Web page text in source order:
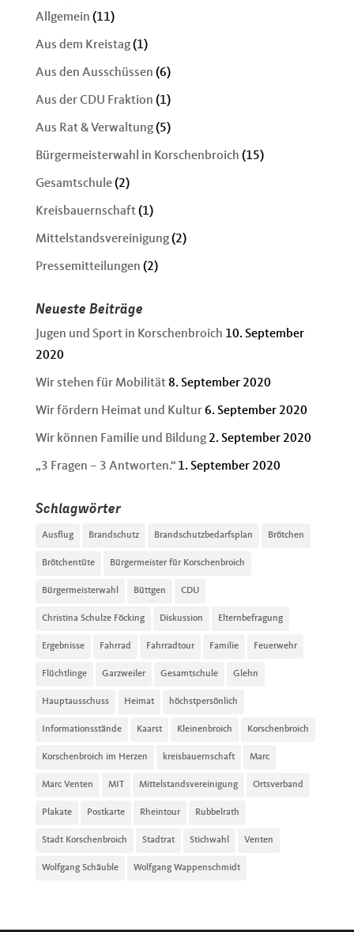
Allgemein (11)
Aus dem Kreistag(1)
Aus den Ausschüssen (6)
Aus der CDU Fraktion (1)
Aus Rat & Verwaltung(5)
Bürgermeisterwahl in Korschenbroich (15)
Gesamtschule(2)
Kreisbauernschaft(1)
Mittelstandsvereinigung(2)
Pressemitteilungen (2)
Neueste Beiträge
Jugen und Sport in Korschenbroich 10. September
2020
Wir stehen für Mobilität 8. September 2020
Wir fördern Heimat und Kultur 6. September 2020
Wir können Familie und Bildung 2. September 2020
„3 Fragen – 3 Antworten.“ 1. September 2020
Schlagwörter
Ausflug Brandschutz Brandschutzbedarfsplan Brötchen
Brötchentüte Bürgermeister für Korschenbroich
Bürgermeisterwahl Büttgen CDU
Christina Schulze Föcking Diskussion Elternbefragung
Ergebnisse Fahrrad Fahrradtour Familie Feuerwehr
Flüchtlinge Garzweiler Gesamtschule Glehn
Hauptausschuss Heimat höchstpersönlich
Informationsstände Kaarst Kleinenbroich Korschenbroich
Korschenbroich im Herzen kreisbauernschaft Marc
Marc Venten MIT Mittelstandsvereinigung Ortsverband
Plakate Postkarte Rheintour Rubbelrath
Stadt Korschenbroich Stadtrat Stichwahl Venten
Wolfgang Schäuble Wolfgang Wappenschmidt